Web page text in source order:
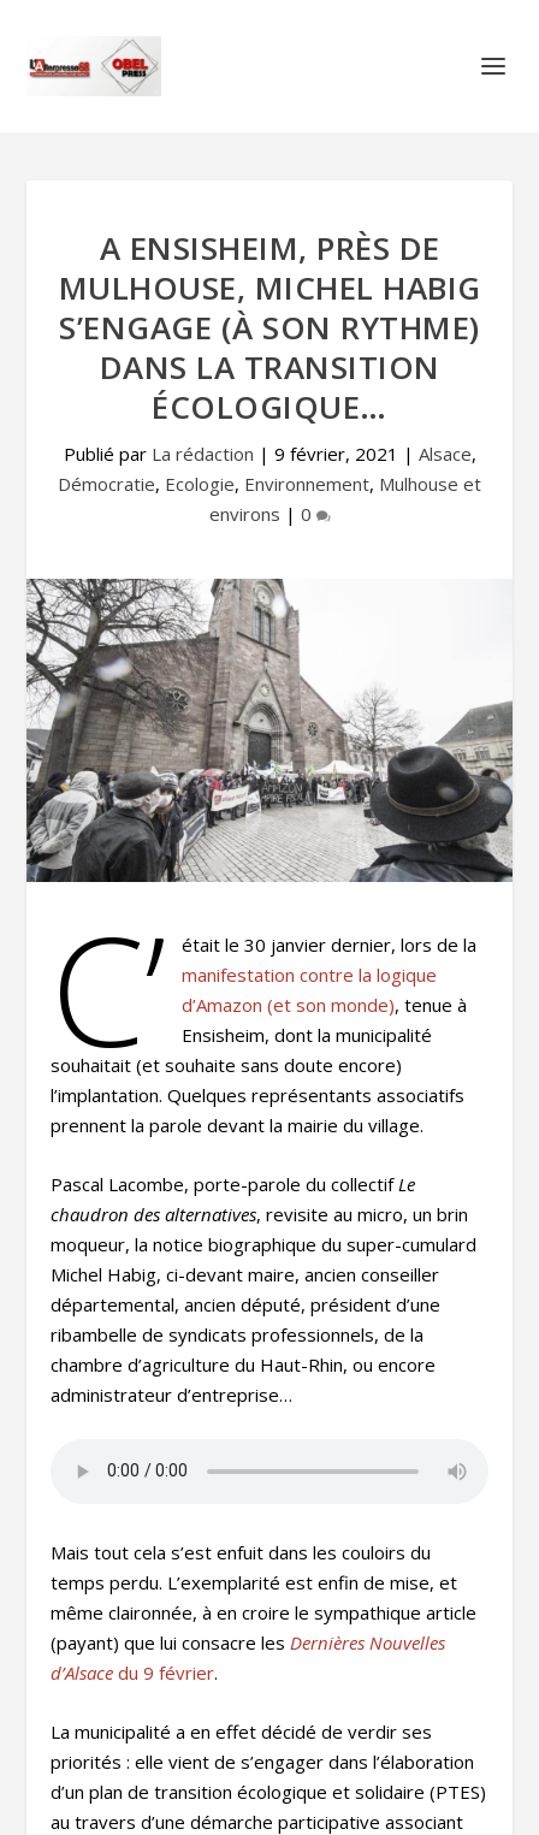
A ENSISHEIM, PRÈS DE
MULHOUSE, MICHEL HABIG
S’ENGAGE (À SON RYTHME)
DANS LA TRANSITION
ÉCOLOGIQUE…
Publié par La rédaction | 9 février, 2021 | Alsace,
Démocratie, Ecologie, Environnement, Mulhouse et
environs | 0
C’
était le 30 janvier dernier, lors de la
manifestation contre la logique
d’Amazon (et son monde), tenue à
Ensisheim, dont la municipalité
souhaitait (et souhaite sans doute encore)
l’implantation. Quelques représentants associatifs
prennent la parole devant la mairie du village.
Pascal Lacombe, porte-parole du collectif Le
chaudron des alternatives, revisite au micro, un brin
moqueur, la notice biographique du super-cumulard
Michel Habig, ci-devant maire, ancien conseiller
départemental, ancien député, président d’une
ribambelle de syndicats professionnels, de la
chambre d’agriculture du Haut-Rhin, ou encore
administrateur d’entreprise…
Mais tout cela s’est enfuit dans les couloirs du
temps perdu. L’exemplarité est enfin de mise, et
même claironnée, à en croire le sympathique article
(payant) que lui consacre les Dernières Nouvelles
d’Alsace du 9 février.
La municipalité a en effet décidé de verdir ses
priorités : elle vient de s’engager dans l’élaboration
d’un plan de transition écologique et solidaire (PTES)
au travers d’une démarche participative associant